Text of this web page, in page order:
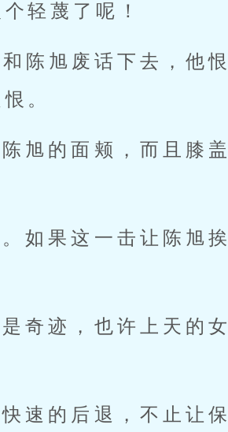
轻蔑了呢！
陈旭废话下去，他恨
。
旭的面颊，而且膝盖
如果这一击让陈旭挨
奇迹，也许上天的女
速的后退，不止让保